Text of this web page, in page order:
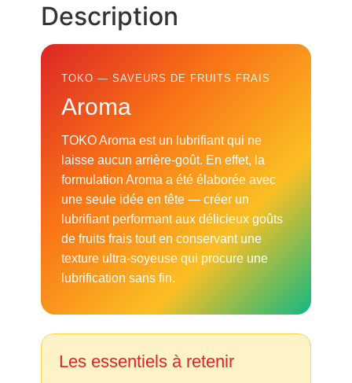
Description
TOKO — SAVEURS DE FRUITS FRAIS
Aroma
TOKO Aroma est un lubrifiant qui ne
laisse aucun arrière-goût. En effet, la
formulation Aroma a été élaborée avec
une seule idée en tête — créer un
lubrifiant performant aux délicieux goûts
de fruits frais tout en conservant une
texture ultra-soyeuse qui procure une
lubrification sans fin.
Les essentiels à retenir